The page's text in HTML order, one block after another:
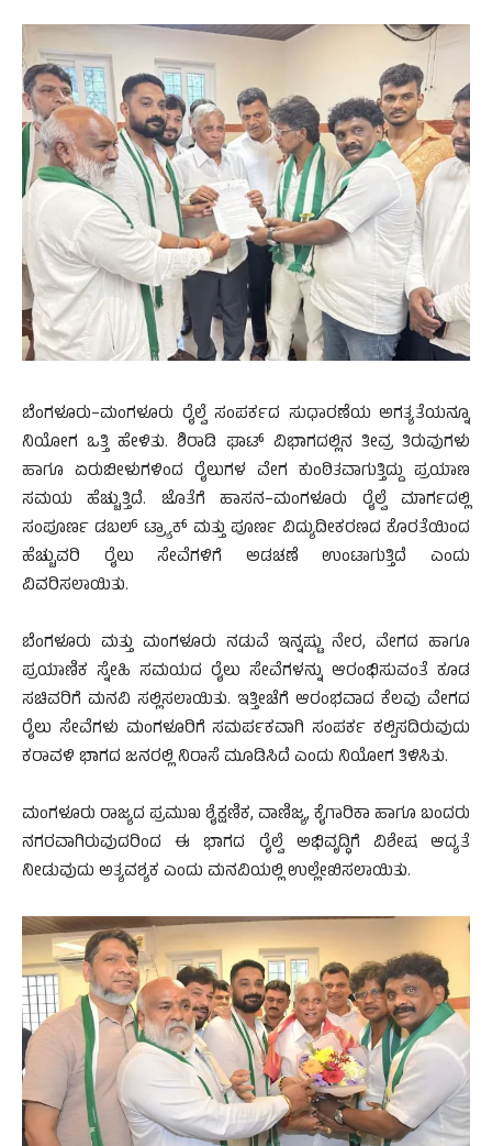
ಬೆಂಗಳೂರು–ಮಂಗಳೂರು ರೈಲ್ವೆ ಸಂಪರ್ಕದ ಸುಧಾರಣೆಯ ಅಗತ್ಯತೆಯನ್ನೂ
ನಿಯೋಗ ಒತ್ತಿ ಹೇಳಿತು. ಶಿರಾಡಿ ಘಾಟ್ ವಿಭಾಗದಲ್ಲಿನ ತೀವ್ರ ತಿರುವುಗಳು
ಹಾಗೂ ಏರುಬೀಳುಗಳಿಂದ ರೈಲುಗಳ ವೇಗ ಕುಂಠಿತವಾಗುತ್ತಿದ್ದು ಪ್ರಯಾಣ
ಸಮಯ ಹೆಚ್ಚುತ್ತಿದೆ. ಜೊತೆಗೆ ಹಾಸನ–ಮಂಗಳೂರು ರೈಲ್ವೆ ಮಾರ್ಗದಲ್ಲಿ
ಸಂಪೂರ್ಣ ಡಬಲ್ ಟ್ರ್ಯಾಕ್ ಮತ್ತು ಪೂರ್ಣ ವಿದ್ಯುದೀಕರಣದ ಕೊರತೆಯಿಂದ
ಹೆಚ್ಚುವರಿ ರೈಲು ಸೇವೆಗಳಿಗೆ ಅಡಚಣೆ ಉಂಟಾಗುತ್ತಿದೆ ಎಂದು
ವಿವರಿಸಲಾಯಿತು.
ಬೆಂಗಳೂರು ಮತ್ತು ಮಂಗಳೂರು ನಡುವೆ ಇನ್ನಷ್ಟು ನೇರ, ವೇಗದ ಹಾಗೂ
ಪ್ರಯಾಣಿಕ ಸ್ನೇಹಿ ಸಮಯದ ರೈಲು ಸೇವೆಗಳನ್ನು ಆರಂಭಿಸುವಂತೆ ಕೂಡ
ಸಚಿವರಿಗೆ ಮನವಿ ಸಲ್ಲಿಸಲಾಯಿತು. ಇತ್ತೀಚೆಗೆ ಆರಂಭವಾದ ಕೆಲವು ವೇಗದ
ರೈಲು ಸೇವೆಗಳು ಮಂಗಳೂರಿಗೆ ಸಮರ್ಪಕವಾಗಿ ಸಂಪರ್ಕ ಕಲ್ಪಿಸದಿರುವುದು
ಕರಾವಳಿ ಭಾಗದ ಜನರಲ್ಲಿ ನಿರಾಸೆ ಮೂಡಿಸಿದೆ ಎಂದು ನಿಯೋಗ ತಿಳಿಸಿತು.
ಮಂಗಳೂರು ರಾಜ್ಯದ ಪ್ರಮುಖ ಶೈಕ್ಷಣಿಕ, ವಾಣಿಜ್ಯ, ಕೈಗಾರಿಕಾ ಹಾಗೂ ಬಂದರು
ನಗರವಾಗಿರುವುದರಿಂದ ಈ ಭಾಗದ ರೈಲ್ವೆ ಅಭಿವೃದ್ಧಿಗೆ ವಿಶೇಷ ಆದ್ಯತೆ
ನೀಡುವುದು ಅತ್ಯವಶ್ಯಕ ಎಂದು ಮನವಿಯಲ್ಲಿ ಉಲ್ಲೇಖಿಸಲಾಯಿತು.